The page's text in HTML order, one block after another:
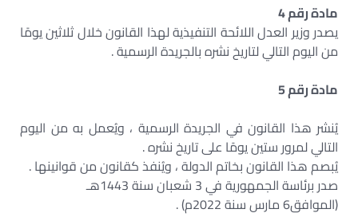
مادة رقم 4
يصدر وزير العدل اللائحة التنفيذية لهذا القانون خلال ثلاثين يومًا
من اليوم التالي لتاريخ نشره بالجريدة الرسمية .
مادة رقم 5
يُنشر هذا القانون في الجريدة الرسمية ، ويُعمل به من اليوم
التالي لمرور ستين يومًا على تاريخ نشره .
يُبصم هذا القانون بخاتم الدولة ، ويُنفذ كقانون من قوانينها .
صدر برئاسة الجمهورية في 3 شعبان سنة 1443هـ
(الموافق6 مارس سنة 2022م) .